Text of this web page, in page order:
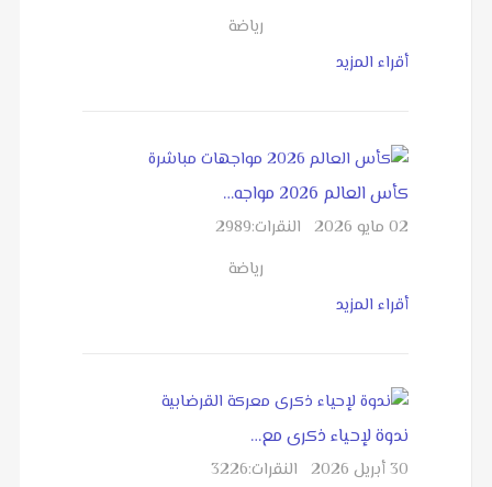
رياضة
أقراء المزيد
كأس العالم 2026 مواجه…
02 مايو 2026 النقرات:2989
رياضة
أقراء المزيد
ندوة لإحياء ذكرى مع…
30 أبريل 2026 النقرات:3226